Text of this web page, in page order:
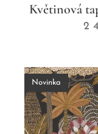
Květinová
2
Novinka